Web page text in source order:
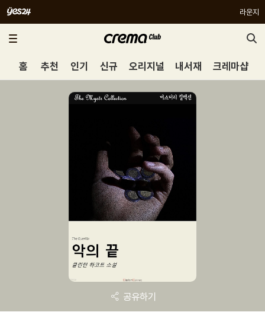
라운지
홈 추천 인기 신규 오리지널 내서재 크레마샵
공유하기